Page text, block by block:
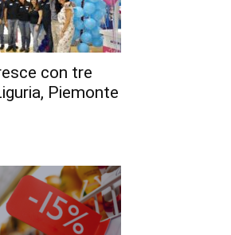
con tre
Piemonte